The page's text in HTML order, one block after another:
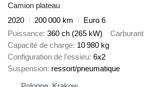
Camion plateau
2020
200 000 km
Euro 6
Puissance 360 ch (265 kW) Carburant
Capacité de charge 10 980 kg
Configuration de l'essieu 6x2
Suspension ressort/pneumatique